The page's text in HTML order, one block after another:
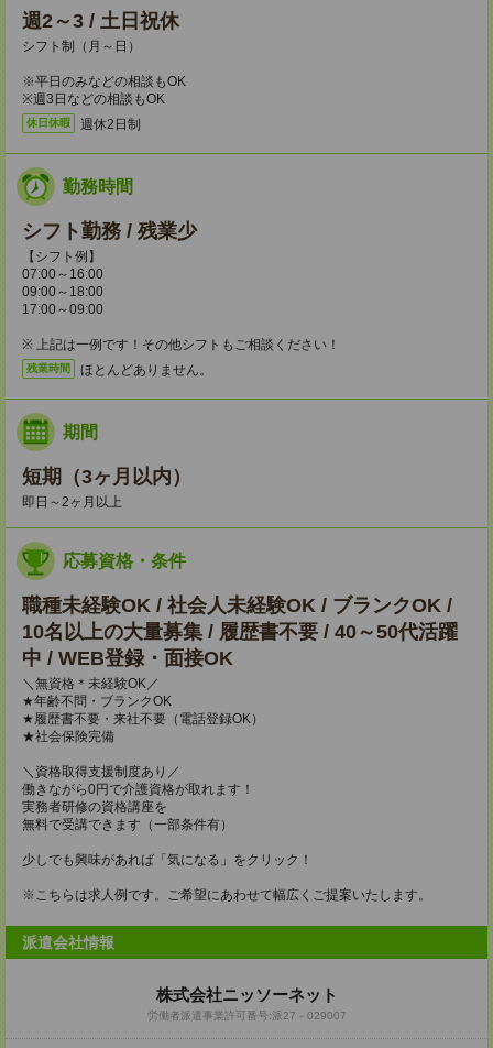
週2～3 / 土日祝休
シフト制（月～日）
※平日のみなどの相談もOK
※週3日などの相談もOK
休日休暇 週休2日制
勤務時間
シフト勤務 / 残業少
【シフト例】
07:00～16:00
09:00～18:00
17:00～09:00
※ 上記は一例です！その他シフトもご相談ください！
残業時間 ほとんどありません。
期間
短期（3ヶ月以内）
即日～2ヶ月以上
応募資格・条件
職種未経験OK / 社会人未経験OK / ブランクOK /
10名以上の大量募集 / 履歴書不要 / 40～50代活躍
中 / WEB登録・面接OK
＼無資格＊未経験OK／
★年齢不問・ブランクOK
★履歴書不要・来社不要（電話登録OK）
★社会保険完備
＼資格取得支援制度あり／
働きながら0円で介護資格が取れます！
実務者研修の資格講座を
無料で受講できます（一部条件有）
少しでも興味があれば「気になる」をクリック！
※こちらは求人例です。ご希望にあわせて幅広くご提案いたします。
派遣会社情報
株式会社ニッソーネット
労働者派遣事業許可番号:派27－029007